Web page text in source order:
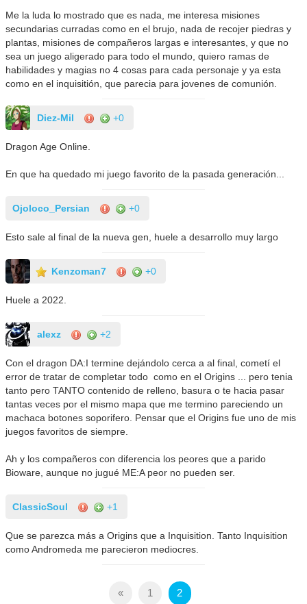
Me la luda lo mostrado que es nada, me interesa misiones
secundarias curradas como en el brujo, nada de recojer piedras y
plantas, misiones de compañeros largas e interesantes, y que no
sea un juego aligerado para todo el mundo, quiero ramas de
habilidades y magias no 4 cosas para cada personaje y ya esta
como en el inquisitión, que parecia para jovenes de comunión.
Diez-Mil +0
Dragon Age Online.
En que ha quedado mi juego favorito de la pasada generación...
Ojoloco_Persian +0
Esto sale al final de la nueva gen, huele a desarrollo muy largo
Kenzoman7 +0
Huele a 2022.
alexz +2
Con el dragon DA:I termine dejándolo cerca a al final, cometí el
error de tratar de completar todo como en el Origins ... pero tenia
tanto pero TANTO contenido de relleno, basura o te hacia pasar
tantas veces por el mismo mapa que me termino pareciendo un
machaca botones soporifero. Pensar que el Origins fue uno de mis
juegos favoritos de siempre.
Ah y los compañeros con diferencia los peores que a parido
Bioware, aunque no jugué ME:A peor no pueden ser.
ClassicSoul +1
Que se parezca más a Origins que a Inquisition. Tanto Inquisition
como Andromeda me parecieron mediocres.
« 1 2